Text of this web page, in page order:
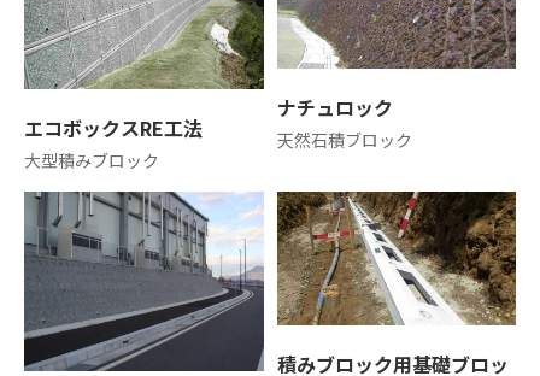
エコボックスRE工法
大型積みブロック
ナチュロック
天然石積ブロック
積みブロック用基礎ブロッ